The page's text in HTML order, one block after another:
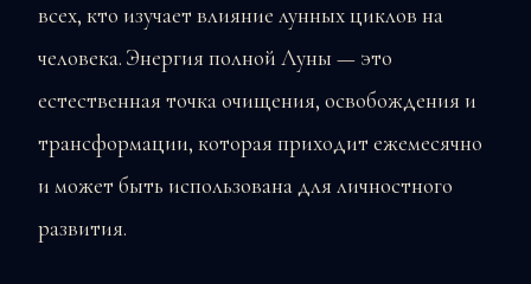
всех, кто изучает влияние лунных циклов на
человека. Энергия полной Луны — это
естественная точка очищения, освобождения и
трансформации, которая приходит ежемесячно
и может быть использована для личностного
развития.